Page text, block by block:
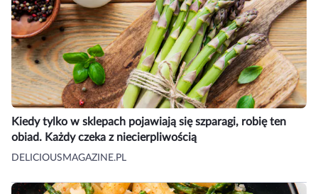
Kiedy tylko w sklepach pojawiają się szparagi, robię ten
obiad. Każdy czeka z niecierpliwością
DELICIOUSMAGAZINE.PL